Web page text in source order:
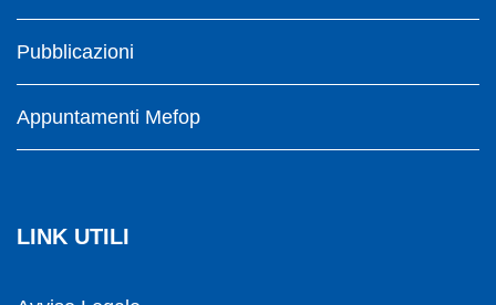
Pubblicazioni
Appuntamenti Mefop
LINK UTILI